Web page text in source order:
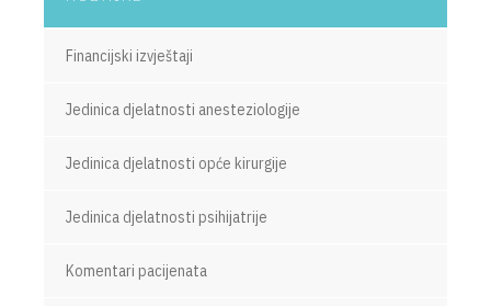
Financijski izvještaji
Jedinica djelatnosti anesteziologije
Jedinica djelatnosti opće kirurgije
Jedinica djelatnosti psihijatrije
Komentari pacijenata